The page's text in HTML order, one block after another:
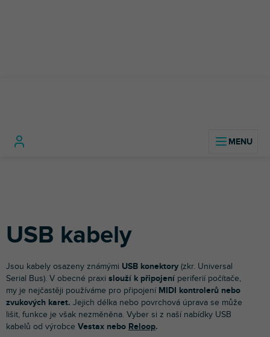
USB kabely
Jsou kabely osazeny známými USB konektory (zkr. Universal
Serial Bus). V obecné praxi slouží k připojení periferií počítače,
my je nejčastěji používáme pro připojení MIDI kontrolerů nebo
zvukových karet. Jejich délka nebo povrchová úprava se může
lišit, funkce je však nezměněna. Vyber si z naší nabídky USB
kabelů od výrobce Vestax nebo Reloop.